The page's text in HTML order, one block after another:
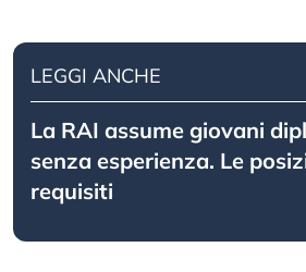
LEGGI ANCHE
La RAI assume giovani
senza esperienza. Le
requisiti